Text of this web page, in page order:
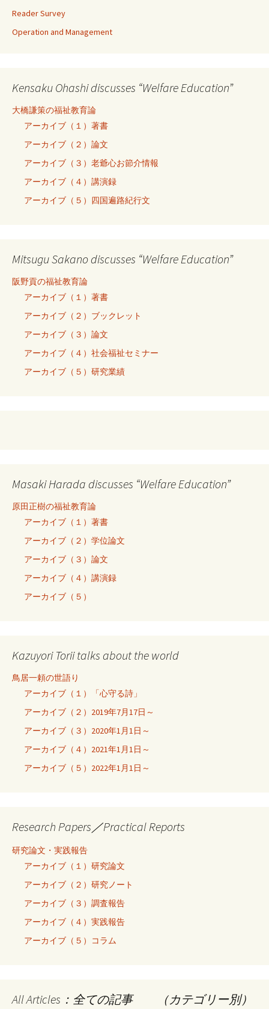
Reader Survey
Operation and Management
Kensaku Ohashi discusses “Welfare Education”
大橋謙策の福祉教育論
アーカイブ（１）著書
アーカイブ（２）論文
アーカイブ（３）老爺心お節介情報
アーカイブ（４）講演録
アーカイブ（５）四国遍路紀行文
Mitsugu Sakano discusses “Welfare Education”
阪野貢の福祉教育論
アーカイブ（１）著書
アーカイブ（２）ブックレット
アーカイブ（３）論文
アーカイブ（４）社会福祉セミナー
アーカイブ（５）研究業績
Masaki Harada discusses “Welfare Education”
原田正樹の福祉教育論
アーカイブ（１）著書
アーカイブ（２）学位論文
アーカイブ（３）論文
アーカイブ（４）講演録
アーカイブ（５）
Kazuyori Torii talks about the world
鳥居一頼の世語り
アーカイブ（１）「心守る詩」
アーカイブ（２）2019年7月17日～
アーカイブ（３）2020年1月1日～
アーカイブ（４）2021年1月1日～
アーカイブ（５）2022年1月1日～
Research Papers／Practical Reports
研究論文・実践報告
アーカイブ（１）研究論文
アーカイブ（２）研究ノート
アーカイブ（３）調査報告
アーカイブ（４）実践報告
アーカイブ（５）コラム
All Articles：全ての記事 （カテゴリー別）